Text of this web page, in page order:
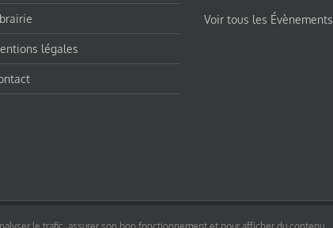
légales
Voir tous les Évènements
le trafic, assurer son bon fonctionnement et pour afficher du contenu.